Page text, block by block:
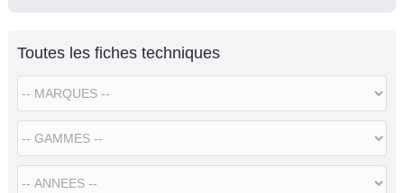
Toutes les fiches techniques